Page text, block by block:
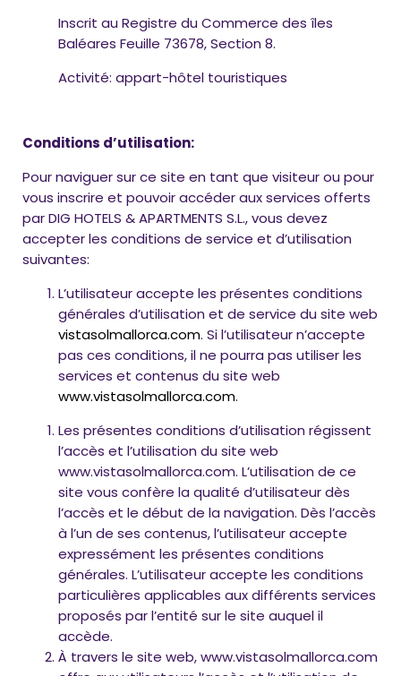
Inscrit au Registre du Commerce des îles
Baléares Feuille 73678, Section 8.
Activité: appart-hôtel touristiques
Conditions d’utilisation:
Pour naviguer sur ce site en tant que visiteur ou pour
vous inscrire et pouvoir accéder aux services offerts
par DIG HOTELS & APARTMENTS S.L., vous devez
accepter les conditions de service et d’utilisation
suivantes:
L’utilisateur accepte les présentes conditions
générales d’utilisation et de service du site web
vistasolmallorca.com. Si l’utilisateur n’accepte
pas ces conditions, il ne pourra pas utiliser les
services et contenus du site web
www.vistasolmallorca.com.
Les présentes conditions d’utilisation régissent
l’accès et l’utilisation du site web
www.vistasolmallorca.com. L’utilisation de ce
site vous confère la qualité d’utilisateur dès
l’accès et le début de la navigation. Dès l’accès
à l’un de ses contenus, l’utilisateur accepte
expressément les présentes conditions
générales. L’utilisateur accepte les conditions
particulières applicables aux différents services
proposés par l’entité sur le site auquel il
accède.
À travers le site web, www.vistasolmallorca.com